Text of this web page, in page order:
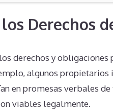
Derechos
derechos y
algunos propietarios
en promesas verbales
viables legalmente.